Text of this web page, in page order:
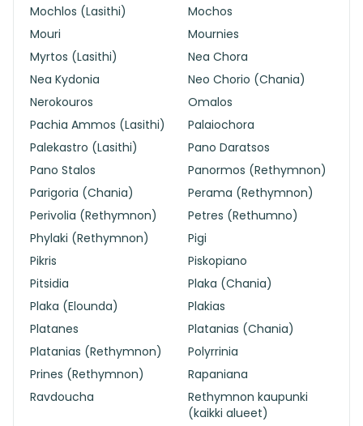
Mochlos (Lasithi)
Mochos
Mouri
Mournies
Myrtos (Lasithi)
Nea Chora
Nea Kydonia
Neo Chorio (Chania)
Nerokouros
Omalos
Pachia Ammos (Lasithi)
Palaiochora
Palekastro (Lasithi)
Pano Daratsos
Pano Stalos
Panormos (Rethymnon)
Parigoria (Chania)
Perama (Rethymnon)
Perivolia (Rethymnon)
Petres (Rethumno)
Phylaki (Rethymnon)
Pigi
Pikris
Piskopiano
Pitsidia
Plaka (Chania)
Plaka (Elounda)
Plakias
Platanes
Platanias (Chania)
Platanias (Rethymnon)
Polyrrinia
Prines (Rethymnon)
Rapaniana
Ravdoucha
Rethymnon kaupunki
(kaikki alueet)